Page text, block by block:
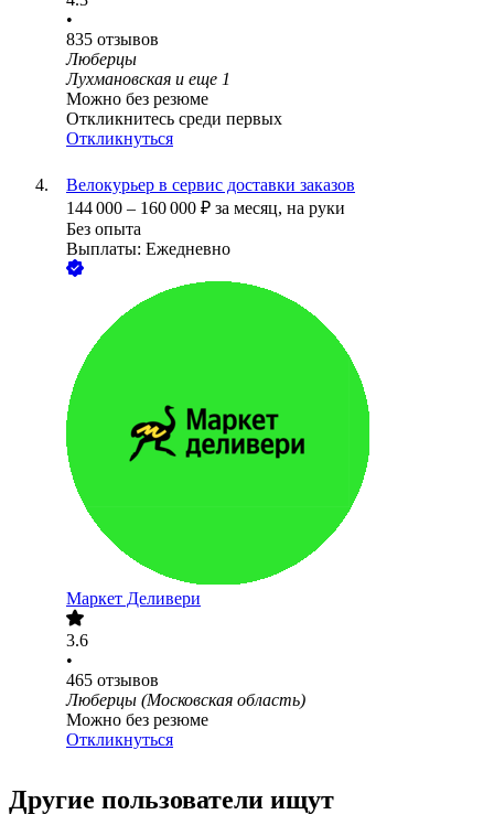
•
835 отзывов
Люберцы
Лухмановская и еще 1
Можно без резюме
Откликнитесь среди первых
Откликнуться
Велокурьер в сервис доставки заказов
144 000 – 160 000 ₽ за месяц, на руки
Без опыта
Выплаты: Ежедневно
Маркет Деливери
3.6
•
465 отзывов
Люберцы (Московская область)
Можно без резюме
Откликнуться
Другие пользователи ищут